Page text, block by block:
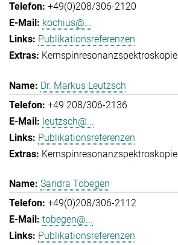
+49(0)208/306-2120
kochius@...
Publikationsreferenzen
Kernspinresonanzspektroskopie
Dr. Markus Leutzsch
+49 208/306-2136
leutzsch@...
Publikationsreferenzen
Kernspinresonanzspektroskopie
Sandra Tobegen
+49(0)208/306-2112
tobegen@...
Publikationsreferenzen